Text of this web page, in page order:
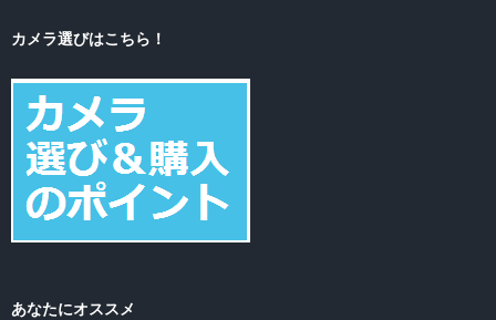
カメラ選びはこちら！
あなたにオススメ